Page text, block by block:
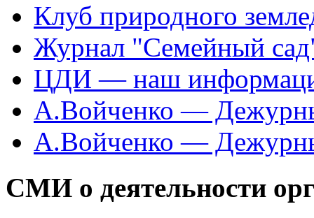
Клуб природного
Журнал "Семейный
ЦДИ — наш
А.Войченко —
А.Войченко —
СМИ о деятельности